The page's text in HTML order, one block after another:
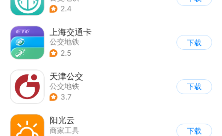
2.4
上海交通卡
公交地铁
2.5
下载
天津公交
公交地铁
3.7
下载
阳光云
商家工具
下载